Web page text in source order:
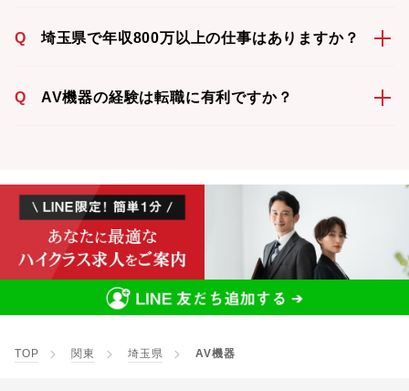
Q 埼玉県で年収800万以上の仕事はありますか？
Q AV機器の経験は転職に有利ですか？
TOP 関東 埼玉県 AV機器